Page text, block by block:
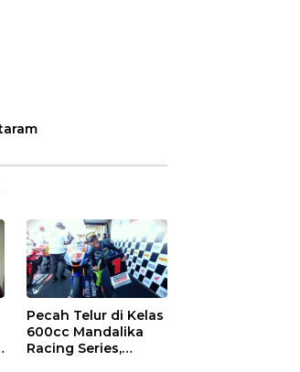
Pecah Telur di Kelas
600cc Mandalika
Racing Series,